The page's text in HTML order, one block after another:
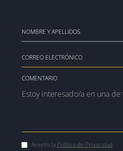
COMENTARIO
Acepto la Política de Privacidad.